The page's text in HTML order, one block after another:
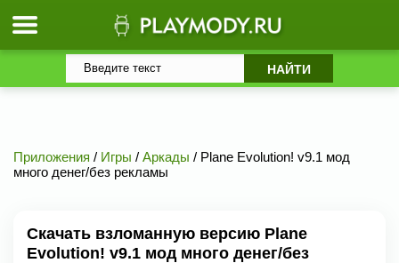
Приложения / Игры / Аркады / Plane Evolution! v9.1 мод
много денег/без рекламы
Скачать взломанную версию Plane
Evolution! v9.1 мод много денег/без